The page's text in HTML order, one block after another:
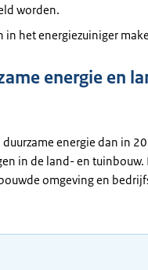
worden.
het energiezuiniger
energie en
energie dan in
in de land- en tuinbouw.
omgeving en